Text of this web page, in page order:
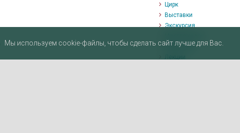
Цирк
Выставки
Экскурсия
Променад
Мы используем cookie-файлы, чтобы сделать сайт лучше для Вас.